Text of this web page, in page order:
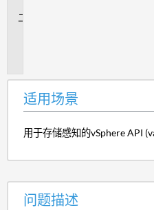
适用场景
用于存储感知的vSphere API
问题描述